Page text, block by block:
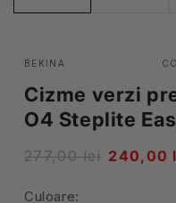
BEKINA
Cizme verzi
O4 Steplite
Pret
277,00 lei Pret
240,00
Culoare: